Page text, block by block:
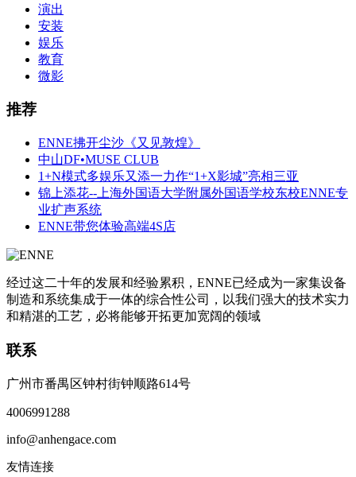
演出
安装
娱乐
教育
微影
推荐
ENNE拂开尘沙《又见敦煌》
中山DF•MUSE CLUB
1+N模式多娱乐又添一力作“1+X影城”亮相三亚
锦上添花--上海外国语大学附属外国语学校东校ENNE专
业扩声系统
ENNE带您体验高端4S店
经过这二十年的发展和经验累积，ENNE已经成为一家集设备
制造和系统集成于一体的综合性公司，以我们强大的技术实力
和精湛的工艺，必将能够开拓更加宽阔的领域
联系
广州市番禺区钟村街钟顺路614号
4006991288
info@anhengace.com
友情连接